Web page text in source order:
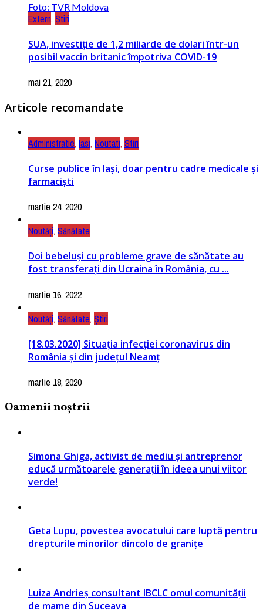
Foto: TVR Moldova
Extern, Știri
SUA, investiție de 1,2 miliarde de dolari într-un
posibil vaccin britanic împotriva COVID-19
mai 21, 2020
Articole recomandate
Administratie, Iasi, Noutati, Stiri
Curse publice în Iași, doar pentru cadre medicale și
farmaciști
martie 24, 2020
Noutăți, Sănătate
Doi bebeluşi cu probleme grave de sănătate au
fost transferaţi din Ucraina în România, cu ...
martie 16, 2022
Noutăți, Sănătate, Știri
[18.03.2020] Situația infecției coronavirus din
România și din județul Neamț
martie 18, 2020
Oamenii noștrii
Simona Ghiga, activist de mediu și antreprenor
educă următoarele generații în ideea unui viitor
verde!
Geta Lupu, povestea avocatului care luptă pentru
drepturile minorilor dincolo de granițe
Luiza Andrieș consultant IBCLC omul comunității
de mame din Suceava